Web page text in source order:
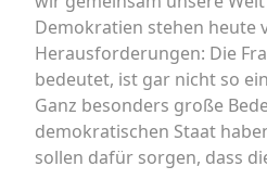
Demokratien stehen heute
Herausforderungen: Die
bedeutet, ist gar nicht so
Ganz besonders große
demokratischen Staat
sollen dafür sorgen, dass